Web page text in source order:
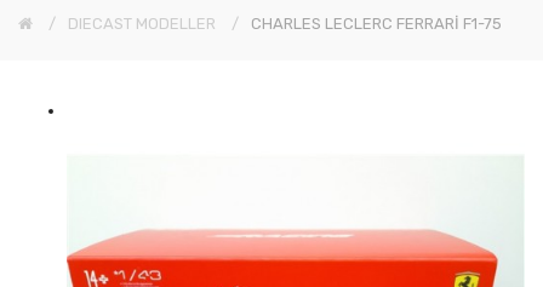
DIECAST MODELLER CHARLES LECLERC FERRARİ F1-75